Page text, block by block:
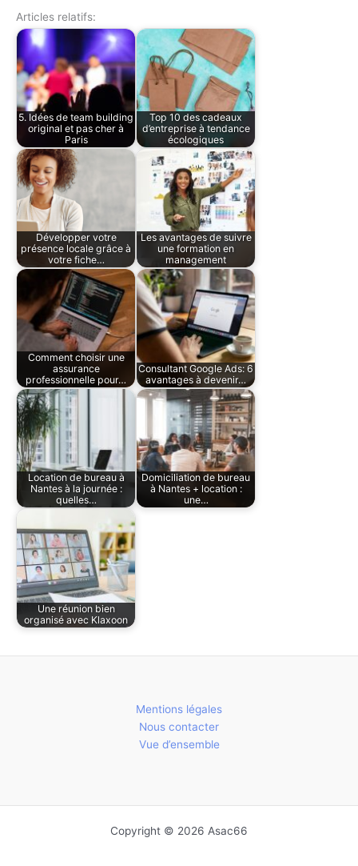
Articles relatifs:
5. Idées de team building
original et pas cher à
Paris
Top 10 des cadeaux
d’entreprise à tendance
écologiques
Développer votre
présence locale grâce à
votre fiche…
Les avantages de suivre
une formation en
management
Comment choisir une
assurance
professionnelle pour…
Consultant Google Ads: 6
avantages à devenir…
Location de bureau à
Nantes à la journée :
quelles…
Domiciliation de bureau
à Nantes + location :
une…
Une réunion bien
organisé avec Klaxoon
Mentions légales
Nous contacter
Vue d’ensemble
Copyright © 2026 Asac66